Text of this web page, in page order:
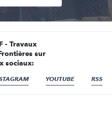
- Travaux
sur
sociaux:
YOUTUBE RSS